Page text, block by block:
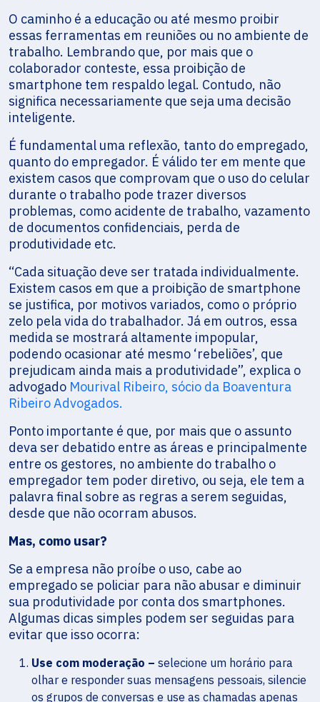
O caminho é a educação ou até mesmo proibir
essas ferramentas em reuniões ou no ambiente de
trabalho. Lembrando que, por mais que o
colaborador conteste, essa proibição de
smartphone tem respaldo legal. Contudo, não
significa necessariamente que seja uma decisão
inteligente.
É fundamental uma reflexão, tanto do empregado,
quanto do empregador. É válido ter em mente que
existem casos que comprovam que o uso do celular
durante o trabalho pode trazer diversos
problemas, como acidente de trabalho, vazamento
de documentos confidenciais, perda de
produtividade etc.
“Cada situação deve ser tratada individualmente.
Existem casos em que a proibição de smartphone
se justifica, por motivos variados, como o próprio
zelo pela vida do trabalhador. Já em outros, essa
medida se mostrará altamente impopular,
podendo ocasionar até mesmo ‘rebeliões’, que
prejudicam ainda mais a produtividade”, explica o
advogado Mourival Ribeiro, sócio da Boaventura
Ribeiro Advogados.
Ponto importante é que, por mais que o assunto
deva ser debatido entre as áreas e principalmente
entre os gestores, no ambiente do trabalho o
empregador tem poder diretivo, ou seja, ele tem a
palavra final sobre as regras a serem seguidas,
desde que não ocorram abusos.
Mas, como usar?
Se a empresa não proíbe o uso, cabe ao
empregado se policiar para não abusar e diminuir
sua produtividade por conta dos smartphones.
Algumas dicas simples podem ser seguidas para
evitar que isso ocorra:
Use com moderação – selecione um horário para
olhar e responder suas mensagens pessoais, silencie
os grupos de conversas e use as chamadas apenas